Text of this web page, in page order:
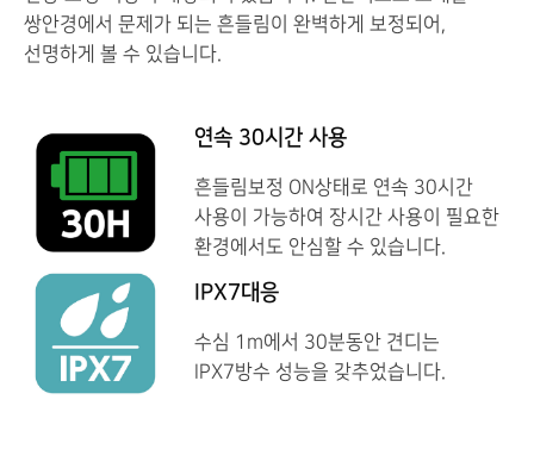
쌍안경에서 문제가 되는 흔들림이 완벽하게 보정되어,
선명하게 볼 수 있습니다.
연속 30시간 사용
흔들림보정 ON상태로 연속 30시간
사용이 가능하여 장시간 사용이 필요한
환경에서도 안심할 수 있습니다.
IPX7대응
수심 1m에서 30분동안 견디는
IPX7방수 성능을 갖추었습니다.